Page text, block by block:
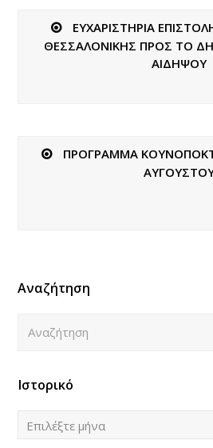
ΕΥΧΑΡΙΣΤΗΡΙΑ
ΘΕΣΣΑΛΟΝΙΚΗΣ ΠΡΟΣ ΤΟ
ΑΙΔΗΨΟΥ
ΠΡΟΓΡΑΜΜΑ
Αναζήτηση
Ιστορικό
Ιστορικό
Επιλέξτε μήνα